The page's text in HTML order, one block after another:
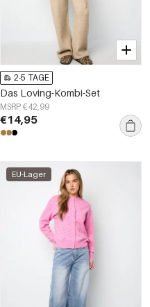
2-5 TAGE
Das Loving-Kombi-Set
MSRP €42,99
€14,95
EU-Lager